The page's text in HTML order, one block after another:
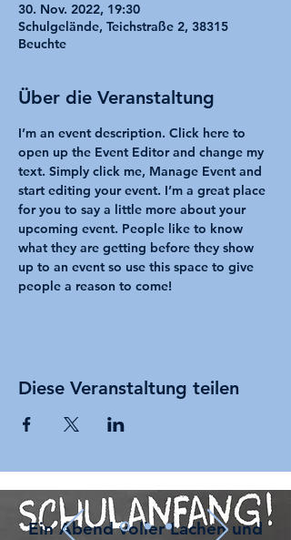
30. Nov. 2022, 19:30
Schulgelände, Teichstraße 2, 38315
Beuchte
Über die Veranstaltung
I’m an event description. Click here to
open up the Event Editor and change my
text. Simply click me, Manage Event and
start editing your event. I’m a great place
for you to say a little more about your
upcoming event. People like to know
what they are getting before they show
up to an event so use this space to give
people a reason to come!
Diese Veranstaltung teilen
Ein Abend voller Lachen und